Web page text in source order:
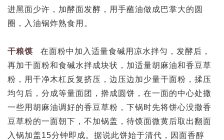
进黑面少许，加酵面发酵，用手蘸油做成巴掌大的圆
圈，入油锅炸熟食用。
干粮馍 在面粉中加入适量食碱用凉水拌匀，发酵后，
再加干面粉和食碱水拌成块状，加适量胡麻油和香豆草
粉，用干净木杠反复挤压，边压边加少量干面粉，揉压
均匀后，分成等量面团，擀成圆饼，在一面的中心处撒
一些用胡麻油调好的香豆草粉，下锅时先将饼心没撒香
豆草粉的一面朝下，不加锅盖，待馍面微黄后取出翻面
入锅加盖15分钟即成。据说此饼始于清代，因面香醇